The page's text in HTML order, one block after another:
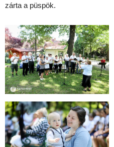
zárta a püspök.